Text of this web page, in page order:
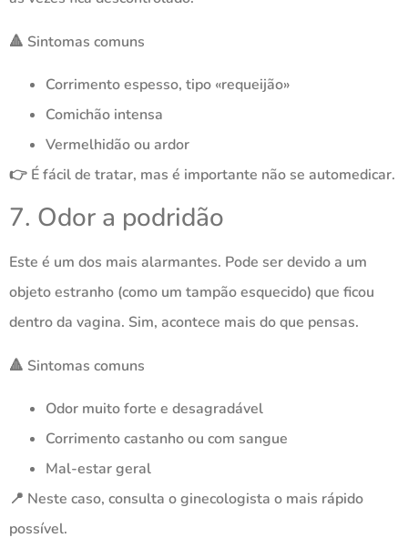
🔺 Sintomas comuns
Corrimento espesso, tipo «requeijão»
Comichão intensa
Vermelhidão ou ardor
👉 É fácil de tratar, mas é importante não se automedicar.
7. Odor a podridão
Este é um dos mais alarmantes. Pode ser devido a um
objeto estranho (como um tampão esquecido) que ficou
dentro da vagina. Sim, acontece mais do que pensas.
🔺 Sintomas comuns
Odor muito forte e desagradável
Corrimento castanho ou com sangue
Mal-estar geral
📍 Neste caso, consulta o ginecologista o mais rápido
possível.